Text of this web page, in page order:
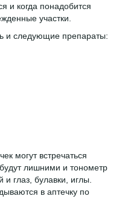
и когда понадобится
участки.
и следующие препараты:
могут встречаться
лишними и тонометр
глаз, булавки, иглы.
в аптечку по